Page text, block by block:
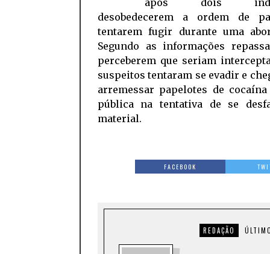
após dois
desobedecerem a ordem de
tentarem fugir durante uma
Segundo as informações
perceberem que seriam
suspeitos tentaram se evadir e
arremessar papelotes de
pública na tentativa de se desfazer do
material.
FACEBOOK
REDAÇÃO